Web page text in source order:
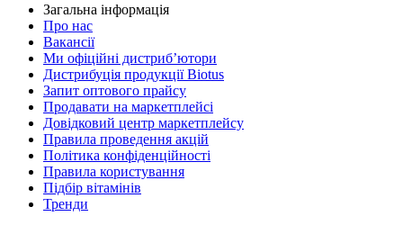
Загальна інформація
Про нас
Вакансії
Ми офіційні дистриб’ютори
Дистрибуція продукції Biotus
Запит оптового прайсу
Продавати на маркетплейсі
Довідковий центр маркетплейсу
Правила проведення акцій
Політика конфіденційності
Правила користування
Підбір вітамінів
Тренди